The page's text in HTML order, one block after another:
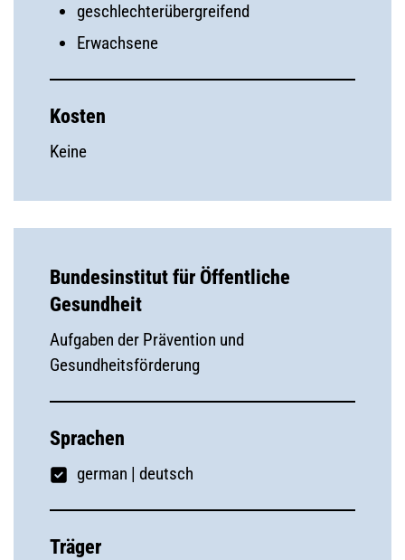
geschlechterübergreifend
Erwachsene
Kosten
Keine
Bundesinstitut für Öffentliche
Gesundheit
Aufgaben der Prävention und
Gesundheitsförderung
Sprachen
german | deutsch
Träger